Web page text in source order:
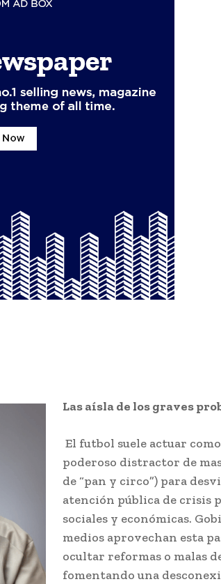
Las aísla de los graves
El futbol suele actuar
poderoso distractor de
de “pan y circo”) para
atención pública de crisis
sociales y económicas.
medios aprovechan esta
ocultar reformas o malas
fomentando una